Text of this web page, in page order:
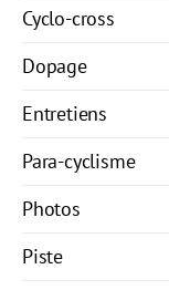
Cyclo-cross
Dopage
Entretiens
Para-cyclisme
Photos
Piste